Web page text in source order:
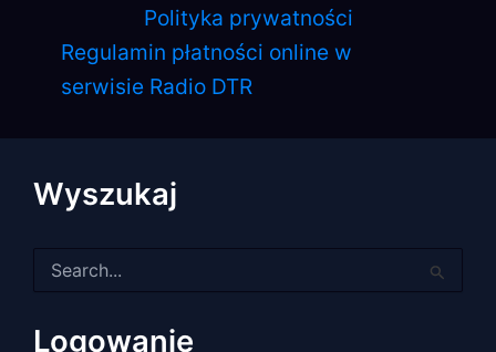
Polityka prywatności
Regulamin płatności online w
serwisie Radio DTR
Wyszukaj
dla:
Logowanie